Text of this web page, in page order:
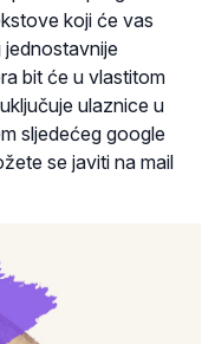
koji će vas
bit će u vlastitom
ulaznice u
sljedećeg google
se javiti na mail